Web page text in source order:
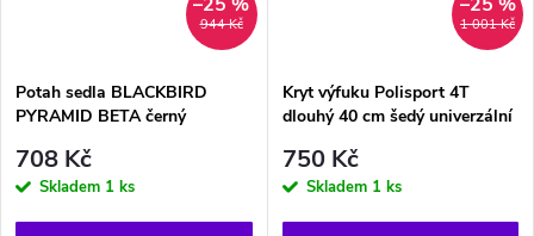
944 Kč
Potah sedla BLACKBIRD
PYRAMID BETA černý
708 Kč
Skladem 1 ks
1 001 Kč
Kryt výfuku Polisport 4T
dlouhý 40 cm šedý univerzální
750 Kč
Skladem 1 ks